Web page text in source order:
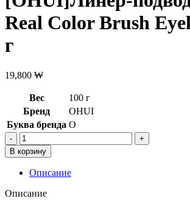
Real Color Brush
г
19,800 ₩
Вес
100 г
Бренд
OHUI
Буква бренда O
Количество
товара
[OHUI]Линер-
подводкаOhui
Real
Color
В корзину
Описание
Описание